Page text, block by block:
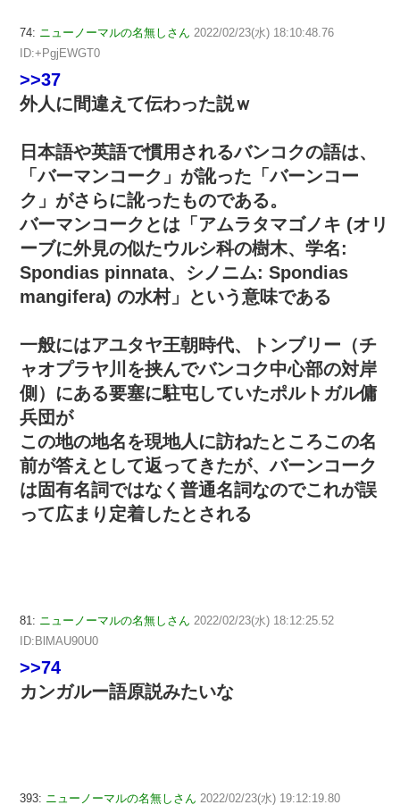
74: ニューノーマルの名無しさん 2022/02/23(水) 18:10:48.76
ID:+PgjEWGT0
>>37
外人に間違えて伝わった説ｗ
日本語や英語で慣用されるバンコクの語は、
「バーマンコーク」が訛った「バーンコー
ク」がさらに訛ったものである。
バーマンコークとは「アムラタマゴノキ (オリ
ーブに外見の似たウルシ科の樹木、学名:
Spondias pinnata、シノニム: Spondias
mangifera) の水村」という意味である
一般にはアユタヤ王朝時代、トンブリー（チ
ャオプラヤ川を挟んでバンコク中心部の対岸
側）にある要塞に駐屯していたポルトガル傭
兵団が
この地の地名を現地人に訪ねたところこの名
前が答えとして返ってきたが、バーンコーク
は固有名詞ではなく普通名詞なのでこれが誤
って広まり定着したとされる
81: ニューノーマルの名無しさん 2022/02/23(水) 18:12:25.52
ID:BlMAU90U0
>>74
カンガルー語原説みたいな
393: ニューノーマルの名無しさん 2022/02/23(水) 19:12:19.80